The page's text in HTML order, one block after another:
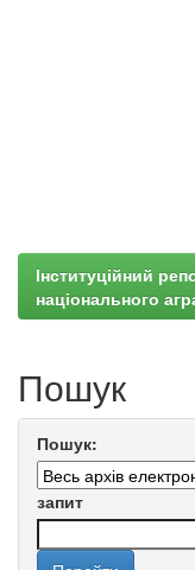
Інституційний
національного
Пошук
Пошук:
запит